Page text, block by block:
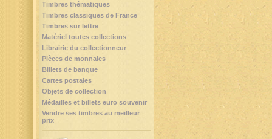
Timbres thématiques
Timbres classiques de France
Timbres sur lettre
Matériel toutes collections
Librairie du collectionneur
Pièces de monnaies
Billets de banque
Cartes postales
Objets de collection
Médailles et billets euro souvenir
Vendre ses timbres au meilleur
prix